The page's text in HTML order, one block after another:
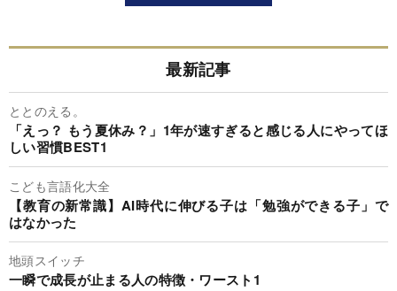
最新記事
ととのえる。
「えっ？ もう夏休み？」1年が速すぎると感じる人にやってほ
しい習慣BEST1
こども言語化大全
【教育の新常識】AI時代に伸びる子は「勉強ができる子」で
はなかった
地頭スイッチ
一瞬で成長が止まる人の特徴・ワースト1